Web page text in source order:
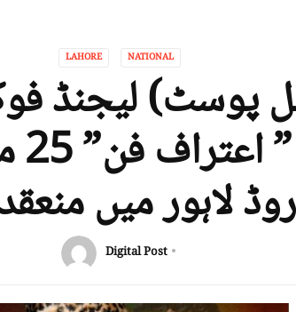
LAHORE NATIONAL
پوسٹ) لیجنڈ
لاہور میں
Digital Post